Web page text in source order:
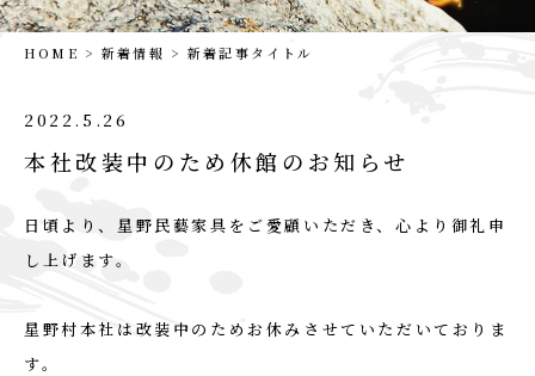
HOME 新着情報 新着記事タイトル
2022.5.26
本社改装中のため休館のお知らせ
日頃より、星野民藝家具をご愛顧いただき、心より御礼申
し上げます。
星野村本社は改装中のためお休みさせていただいておりま
す。